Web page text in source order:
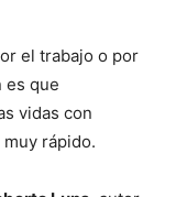
el trabajo o por
es que
vidas con
rápido.